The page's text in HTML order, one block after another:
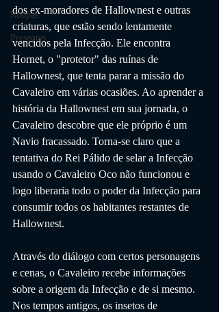
Roupas
Presentes
dos ex-moradores de Hallownest e outras
criaturas, que estão sendo lentamente
vencidos pela Infecção. Ele encontra
Hornet, o "protetor" das ruínas de
Hallownest, que tenta parar a missão do
Cavaleiro em várias ocasiões. Ao aprender a
história da Hallownest em sua jornada, o
Cavaleiro descobre que ele próprio é um
Navio fracassado. Torna-se claro que a
tentativa do Rei Pálido de selar a Infecção
usando o Cavaleiro Oco não funcionou e
logo liberaria todo o poder da Infecção para
consumir todos os habitantes restantes de
Hallownest.
Através do diálogo com certos personagens
e cenas, o Cavaleiro recebe informações
sobre a origem da Infecção e de si mesmo.
Nos tempos antigos, os insetos de